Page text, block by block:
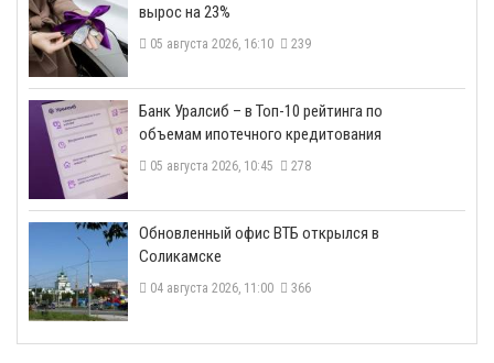
вырос на 23%
05 августа 2026, 16:10 239
​Банк Уралсиб – в Топ-10 рейтинга по
объемам ипотечного кредитования
05 августа 2026, 10:45 278
​Обновленный офис ВТБ открылся в
Соликамске
04 августа 2026, 11:00 366